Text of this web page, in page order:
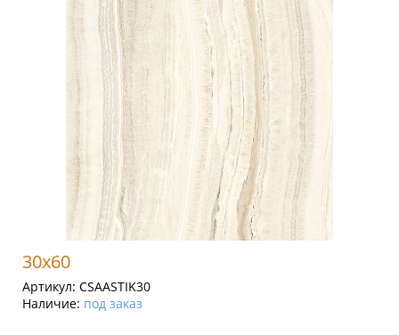
30x60
Артикул: CSAASTIK30
Наличие: под заказ